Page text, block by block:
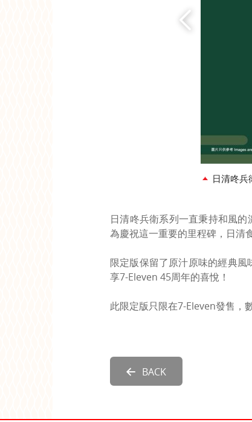
日清咚兵
日清咚兵衛系列一直秉持和風
為慶祝這一重要的里程碑，日清
限定版保留了原汁原味的經典
享7-Eleven 45周年的喜悅！
此限定版只限在7-Eleven發售，
BACK